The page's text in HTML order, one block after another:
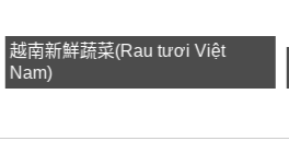
越南新鮮蔬菜(Rau tươi Việt
Nam)